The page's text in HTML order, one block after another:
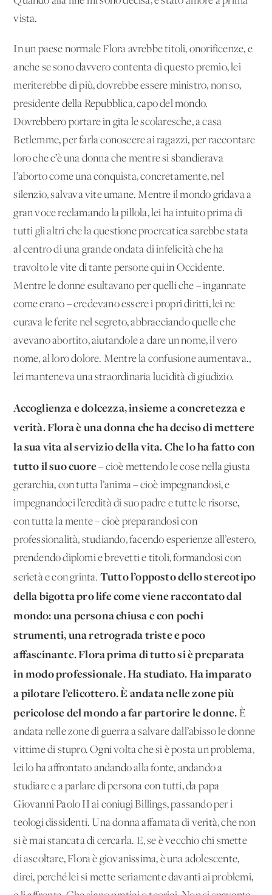
vista.
In un paese normale Flora avrebbe titoli, onorificenze, e
anche se sono davvero contenta di questo premio, lei
meriterebbe di più, dovrebbe essere ministro, non so,
presidente della Repubblica, capo del mondo.
Dovrebbero portare in gita le scolaresche, a casa
Betlemme, per farla conoscere ai ragazzi, per raccontare
loro che c’è una donna che mentre si sbandierava
l’aborto come una conquista, concretamente, nel
silenzio, salvava vite umane. Mentre il mondo gridava a
gran voce reclamando la pillola, lei ha intuito prima di
tutti gli altri che la questione procreatica sarebbe stata
al centro di una grande ondata di infelicità che ha
travolto le vite di tante persone qui in Occidente.
Mentre le donne esultavano per quelli che – ingannate
come erano – credevano essere i propri diritti, lei ne
curava le ferite nel segreto, abbracciando quelle che
avevano abortito, aiutandole a dare un nome, il vero
nome, al loro dolore. Mentre la confusione aumentava.,
lei manteneva una straordinaria lucidità di giudizio.
Accoglienza e dolcezza, insieme a concretezza e
verità. Flora è una donna che ha deciso di mettere
la sua vita al servizio della vita. Che lo ha fatto con
tutto il suo cuore– cioè mettendo le cose nella giusta
gerarchia, con tutta l’anima – cioè impegnandosi, e
impegnandoci l’eredità di suo padre e tutte le risorse,
con tutta la mente – cioè preparandosi con
professionalità, studiando, facendo esperienze all’estero,
prendendo diplomi e brevetti e titoli, formandosi con
serietà e con grinta. Tutto l’opposto dello stereotipo
della bigotta pro life come viene raccontato dal
mondo: una persona chiusa e con pochi
strumenti, una retrograda triste e poco
affascinante. Flora prima di tutto si è preparata
in modo professionale. Ha studiato. Ha imparato
a pilotare l’elicottero. È andata nelle zone più
pericolose del mondo a far partorire le donne. È
andata nelle zone di guerra a salvare dall’abisso le donne
vittime di stupro. Ogni volta che si è posta un problema,
lei lo ha affrontato andando alla fonte, andando a
studiare e a parlare di persona con tutti, da papa
Giovanni Paolo II ai coniugi Billings, passando per i
teologi dissidenti. Una donna affamata di verità, che non
si è mai stancata di cercarla. E, se è vecchio chi smette
di ascoltare, Flora è giovanissima, è una adolescente,
direi, perché lei si mette seriamente davanti ai problemi,